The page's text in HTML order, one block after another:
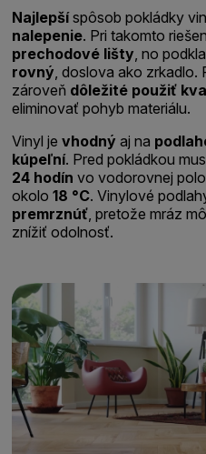
Najlepšíspôsob pokládky
nalepenie. Pri takomto
prechodové lišty, no
rovný, doslova ako zrkadlo.
zároveň dôležité použiť
eliminovať pohyb materiálu.
Vinyl jevhodný aj na
kúpeľní. Pred pokládkou
24 hodín vo vodorovnej
okolo18 °C. Vinylové
premrznúť, pretože mráz
znížiť odolnosť.